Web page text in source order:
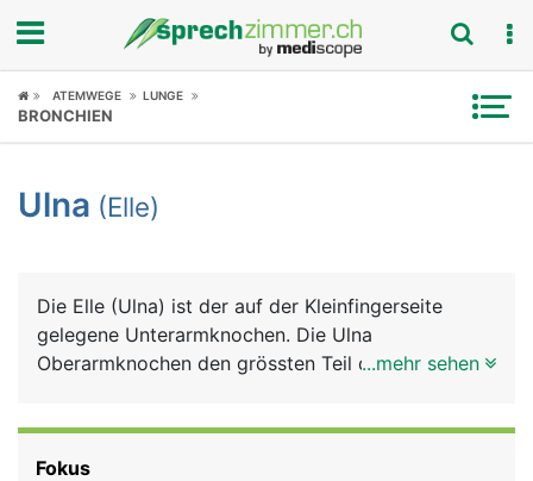
Fokus
Symptome
News
Rubriken
ATEMWEGE LUNGE
BRONCHIEN
Ulna (Elle)
Die Elle (Ulna) ist der auf der Kleinfingerseite
gelegene Unterarmknochen. Die Ulna
Oberarmknochen den grössten Teil des...mehr sehen
Fokus